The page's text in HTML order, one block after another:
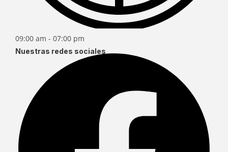
09:00 am - 07:00 pm
Nuestras redes sociales